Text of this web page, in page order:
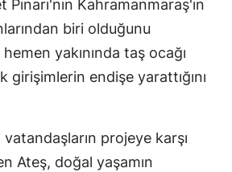
Kahramanmaraş'ın
biri olduğunu
yakınında taş ocağı
girişimlerin endişe yarattığını
projeye karşı
Ateş, doğal yaşamın